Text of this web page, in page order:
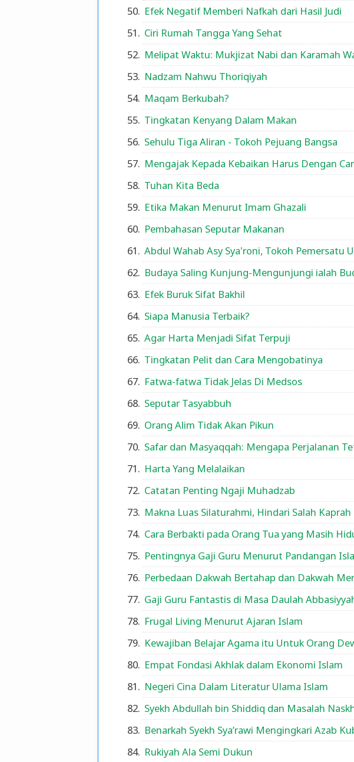
Efek Negatif Memberi Nafkah dari Hasil Judi
Ciri Rumah Tangga Yang Sehat
Melipat Waktu: Mukjizat Nabi dan Karamah
Nadzam Nahwu Thoriqiyah
Maqam Berkubah?
Tingkatan Kenyang Dalam Makan
Sehulu Tiga Aliran - Tokoh Pejuang Bangsa
Mengajak Kepada Kebaikan Harus Dengan
Tuhan Kita Beda
Etika Makan Menurut Imam Ghazali
Pembahasan Seputar Makanan
Abdul Wahab Asy Sya'roni, Tokoh Pemersatu
Budaya Saling Kunjung-Mengunjungi ialah
Efek Buruk Sifat Bakhil
Siapa Manusia Terbaik?
Agar Harta Menjadi Sifat Terpuji
Tingkatan Pelit dan Cara Mengobatinya
Fatwa-fatwa Tidak Jelas Di Medsos
Seputar Tasyabbuh
Orang Alim Tidak Akan Pikun
Safar dan Masyaqqah: Mengapa Perjalanan
Harta Yang Melalaikan
Catatan Penting Ngaji Muhadzab
Makna Luas Silaturahmi, Hindari Salah
Cara Berbakti pada Orang Tua yang Masih
Pentingnya Gaji Guru Menurut Pandangan
Perbedaan Dakwah Bertahap dan Dakwah
Gaji Guru Fantastis di Masa Daulah
Frugal Living Menurut Ajaran Islam
Kewajiban Belajar Agama itu Untuk Orang
Empat Fondasi Akhlak dalam Ekonomi Islam
Negeri Cina Dalam Literatur Ulama Islam
Syekh Abdullah bin Shiddiq dan Masalah
Benarkah Syekh Sya’rawi Mengingkari Azab
Rukiyah Ala Semi Dukun